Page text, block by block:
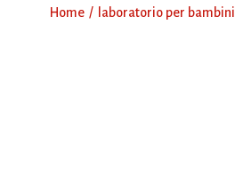
Home laboratorio per bambini